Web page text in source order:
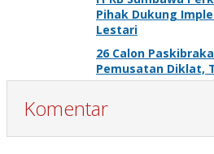
Pihak Dukung
Lestari
26 Calon
Pemusatan Diklat,
Komentar